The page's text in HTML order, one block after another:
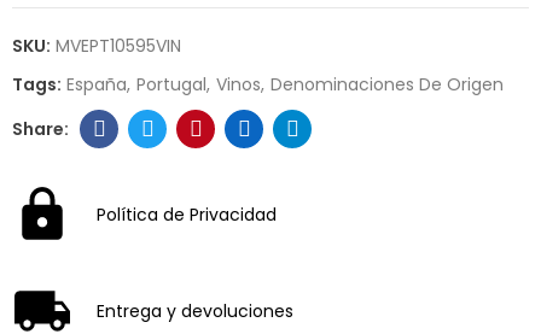
SKU: MVEPT10595VIN
Tags: España Portugal Vinos Denominaciones De Origen
Política de Privacidad
Entrega y devoluciones